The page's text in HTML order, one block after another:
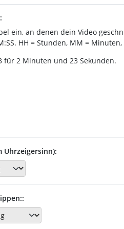
ein, an denen dein Video
HH = Stunden, MM = Minuten,
für 2 Minuten und 23 Sekunden.
Uhrzeigersinn):